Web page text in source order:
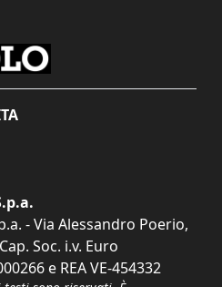
- Via Alessandro Poerio,
Soc. i.v. Euro
e REA VE-454332